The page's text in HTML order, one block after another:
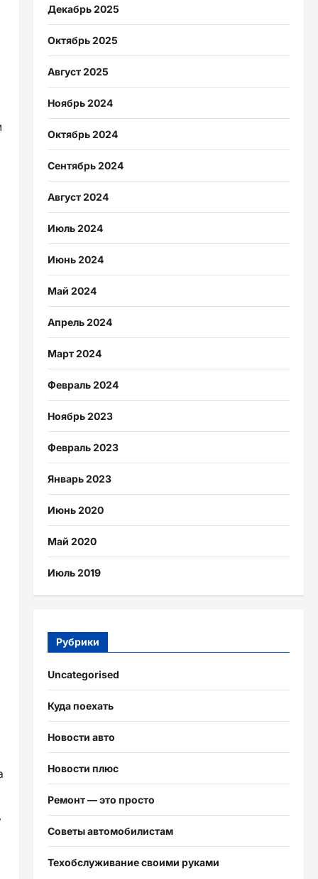
Декабрь 2025
Октябрь 2025
Август 2025
Ноябрь 2024
Октябрь 2024
Сентябрь 2024
Август 2024
Июль 2024
Июнь 2024
Май 2024
Апрель 2024
Март 2024
Февраль 2024
Ноябрь 2023
Февраль 2023
Январь 2023
Июнь 2020
Май 2020
Июль 2019
Рубрики
Uncategorised
Куда поехать
Новости авто
Новости плюс
Ремонт — это просто
Советы автомобилистам
Техобслуживание своими руками